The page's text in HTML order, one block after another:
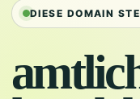
DIESE DOMAIN